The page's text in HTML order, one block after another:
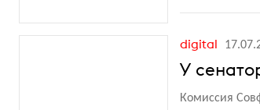
digital
У
Комиссия